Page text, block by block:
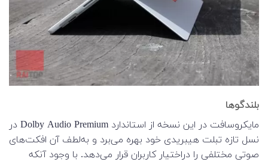
بلندگوها
مایکروسافت در این نسخه از استاندارد Dolby Audio Premium در
نسل تازه تبلت‌ هیبریدی خود بهره می‌برد و به‌لطف آن افکت‌‌های
صوتی مختلفی را دراختیار کاربران قرار می‌دهد. با وجود آنکه